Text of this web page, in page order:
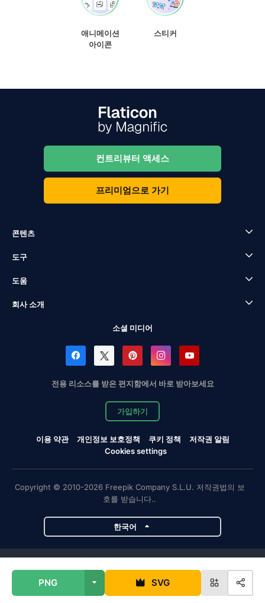
PNG SVG
애니메이션
아이콘
스티커
컨트리뷰터 액세스
프리미엄으로 가기
콘텐츠
도구
도움
회사 소개
소셜 미디어
전용 리소스를 받은 편지함에서 바로 받아보세요
가입하기
이용 약관 개인정보 보호정책 쿠키 정책
저작권 알림
Cookies settings
Copyright © 2010-2026 Freepik Company S.L.U. 저작권법의 보
호를 받습니다..
한국어